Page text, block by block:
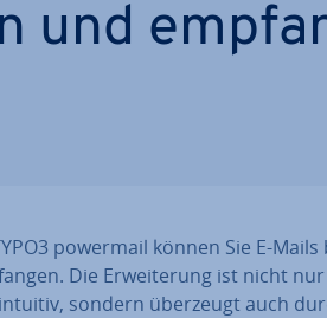
und
powermail können Sie E-
Die Er­wei­te­rung ist nicht
sondern überzeugt auch